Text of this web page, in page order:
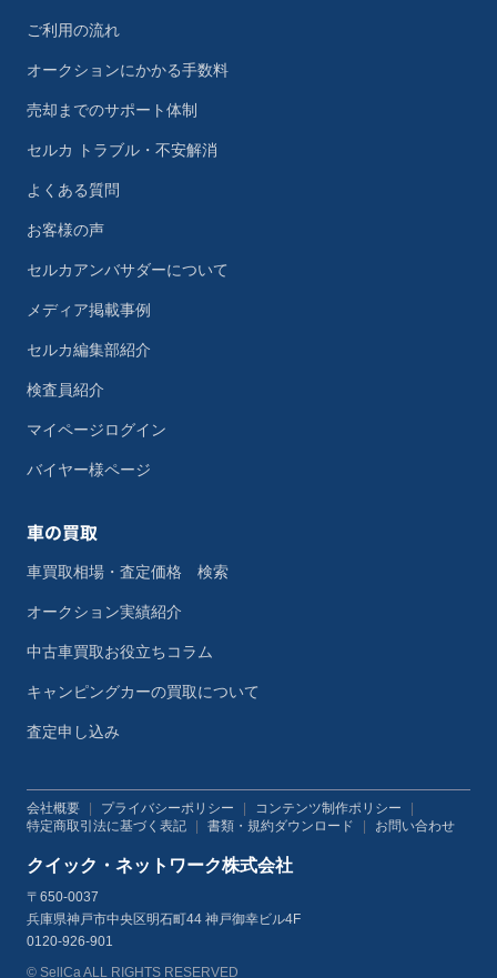
ご利用の流れ
オークションにかかる手数料
売却までのサポート体制
セルカ トラブル・不安解消
よくある質問
お客様の声
セルカアンバサダーについて
メディア掲載事例
セルカ編集部紹介
検査員紹介
マイページログイン
バイヤー様ページ
車の買取
車買取相場・査定価格 検索
オークション実績紹介
中古車買取お役立ちコラム
キャンピングカーの買取について
査定申し込み
会社概要 プライバシーポリシー コンテンツ制作ポリシー
特定商取引法に基づく表記
書類・規約ダウンロード お問い合わせ
クイック・ネットワーク株式会社
〒650-0037
兵庫県神戸市中央区明石町44 神戸御幸ビル4F
0120-926-901
© SellCa ALL RIGHTS RESERVED